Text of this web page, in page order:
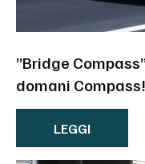
”Bridge
domani Compass!
LEGGI